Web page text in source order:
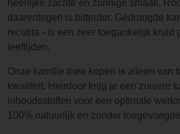
heerlijke zachte en zonnige smaak.
daarentegen is bitterder. Gedroogde
recutita - is een zeer toegankelijk kruid
leeftijden.
Onze kamille thee kopen is alleen van
kwaliteit. Hierdoor krijg je een zuivere
inhoudsstoffen voor een optimale
100% natuurlijk en zonder